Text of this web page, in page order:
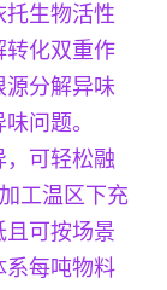
托生物活性
转化双重作
源分解异味
问题。
，可轻松融
工温区下充
且可按场景
系每吨物料